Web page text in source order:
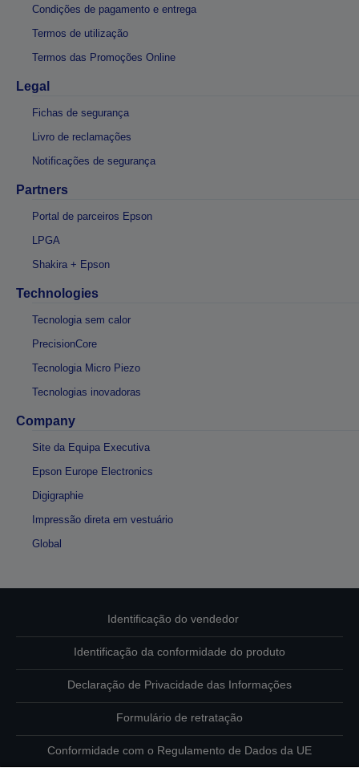
Condições de pagamento e entrega
Termos de utilização
Termos das Promoções Online
Legal
Fichas de segurança
Livro de reclamações
Notificações de segurança
Partners
Portal de parceiros Epson
LPGA
Shakira + Epson
Technologies
Tecnologia sem calor
PrecisionCore
Tecnologia Micro Piezo
Tecnologias inovadoras
Company
Site da Equipa Executiva
Epson Europe Electronics
Digigraphie
Impressão direta em vestuário
Global
Identificação do vendedor
Identificação da conformidade do produto
Declaração de Privacidade das Informações
Formulário de retratação
Conformidade com o Regulamento de Dados da UE